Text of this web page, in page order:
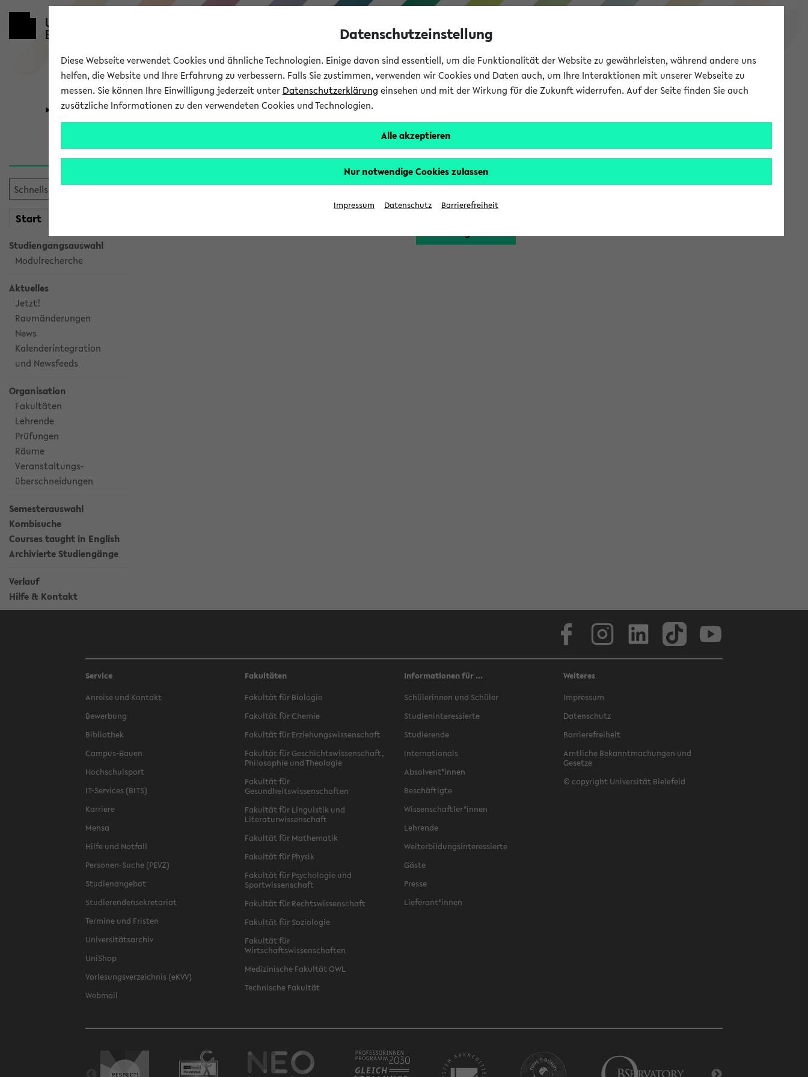
eKVV
Universität Forschung Studium
Start
Studiengangsauswahl
Modulrecherche
Aktuelles
Jetzt!
Raumänderungen
News
Kalenderintegration
und Newsfeeds
Organisation
Fakultäten
Lehrende
Prüfungen
Räume
Veranstaltungs-
überschneidungen
Semesterauswahl
Kombisuche
Courses taught in English
Archivierte Studiengänge
Verlauf
Hilfe & Kontakt
Sie möchten auf eine eKVV Funktion zugreifen, die Ihnen erst nach einer Anmeldung am System zur Verfügung steht.
Bitte melden Sie sich an:
Service
Anreise und Kontakt
Bewerbung
Bibliothek
Campus-Bauen
Hochschulsport
IT-Services (BITS)
Karriere
Mensa
Hilfe und Notfall
Personen-Suche (PEVZ)
Studienangebot
Studierendensekretariat
Termine und Fristen
Universitätsarchiv
UniShop
Vorlesungsverzeichnis (eKVV)
Webmail
Fakultäten
Fakultät für Biologie
Fakultät für Chemie
Fakultät für Erziehungswissenschaft
Fakultät für Geschichtswissenschaft,
Philosophie und Theologie
Fakultät für
Gesundheitswissenschaften
Fakultät für Linguistik und
Literaturwissenschaft
Fakultät für Mathematik
Fakultät für Physik
Fakultät für Psychologie und
Sportwissenschaft
Fakultät für Rechtswissenschaft
Fakultät für Soziologie
Fakultät für
Wirtschaftswissenschaften
Medizinische Fakultät OWL
Technische Fakultät
Informationen für ...
Schülerinnen und Schüler
Studieninteressierte
Studierende
Internationals
Absolvent*innen
Beschäftigte
Wissenschaftler*innen
Lehrende
Weiterbildungsinteressierte
Gäste
Presse
Lieferant*innen
Weiteres
Impressum
Datenschutz
Barrierefreiheit
Amtliche Bekanntmachungen und
Gesetze
© copyright Universität Bielefeld
Datenschutzeinstellung
Diese Webseite verwendet Cookies und ähnliche Technologien. Einige davon sind essentiell, um die Funktionalität der Website zu gewährleisten, während andere uns
helfen, die Website und Ihre Erfahrung zu verbessern. Falls Sie zustimmen, verwenden wir Cookies und Daten auch, um Ihre Interaktionen mit unserer Webseite zu
messen. Sie können Ihre Einwilligung jederzeit unter Datenschutzerklärung einsehen und mit der Wirkung für die Zukunft widerrufen. Auf der Seite finden Sie auch
zusätzliche Informationen zu den verwendeten Cookies und Technologien.
Alle akzeptieren
Nur notwendige Cookies zulassen
Impressum Datenschutz Barrierefreiheit